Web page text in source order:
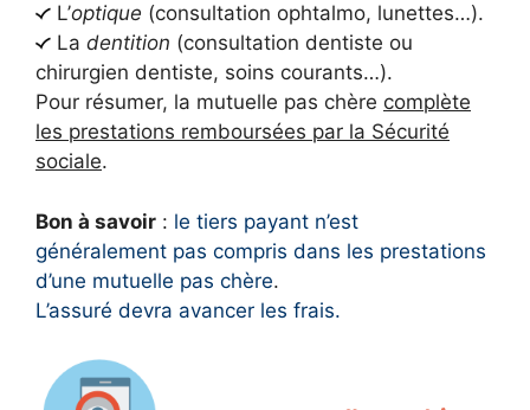
L’optique (consultation ophtalmo, lunettes…).
La dentition (consultation dentiste ou
chirurgien dentiste, soins courants…).
Pour résumer, la mutuelle pas chère complète
les prestations remboursées par la Sécurité
sociale.
Bon à savoir : le tiers payant n’est
généralement pas compris dans les prestations
d’une mutuelle pas chère.
L’assuré devra avancer les frais.